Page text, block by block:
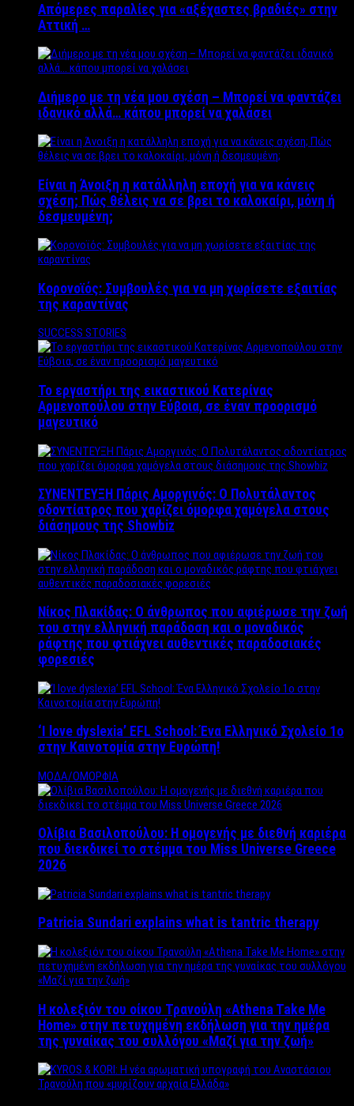
Απόμερες παραλίες για «αξέχαστες βραδιές» στην
Αττική …
Διήμερο με τη νέα μου σχέση – Μπορεί να φαντάζει
ιδανικό αλλά… κάπου μπορεί να χαλάσει
Είναι η Άνοιξη η κατάλληλη εποχή για να κάνεις
σχέση; Πώς θέλεις να σε βρει το καλοκαίρι, μόνη ή
δεσμευμένη;
Κορονοϊός: Συμβουλές για να μη χωρίσετε εξαιτίας
της καραντίνας
SUCCESS STORIES
Το εργαστήρι της εικαστικού Κατερίνας
Αρμενοπούλου στην Εύβοια, σε έναν προορισμό
μαγευτικό
ΣΥΝΕΝΤΕΥΞΗ Πάρις Αμοργινός: O Πολυτάλαντος
οδοντίατρος που χαρίζει όμορφα χαμόγελα στους
διάσημους της Showbiz
Νίκος Πλακίδας: O άνθρωπος που αφιέρωσε την ζωή
του στην ελληνική παράδοση και ο μοναδικός
ράφτης που φτιάχνει αυθεντικές παραδοσιακές
φορεσιές
‘Ι love dyslexia’ EFL School: Ένα Ελληνικό Σχολείo 1ο
στην Καινοτομία στην Ευρώπη!
ΜΟΔΑ/ΟΜΟΡΦΙΑ
Ολίβια Βασιλοπούλου: Η ομογενής με διεθνή καριέρα
που διεκδικεί το στέμμα του Miss Universe Greece
2026
Patricia Sundari explains what is tantric therapy
Η κολεξιόν του οίκου Τρανούλη «Athena Take Me
Home» στην πετυχημένη εκδήλωση για την ημέρα
της γυναίκας του συλλόγου «Μαζί για την ζωή»